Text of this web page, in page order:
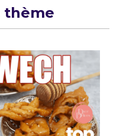
thème